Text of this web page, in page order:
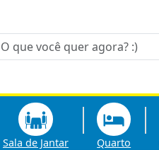
Sala de Jantar Quarto